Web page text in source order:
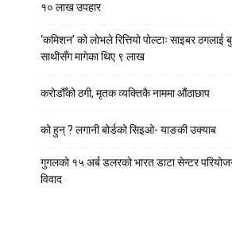
१० लाख उपहार
‘कमिशन’ को लोभले रित्तियो पोल्टाः साइबर
साथीसँग मागेका थिए ९ लाख
करोडौँको ठगी, मृतक व्यक्तिकै नाममा औंठाछाप
को हुन् ? लगानी बोर्डको सिइओ- याङकी उक्याब
गुगलको १५ अर्ब डलरको भारत डाटा सेन्टर
विवाद